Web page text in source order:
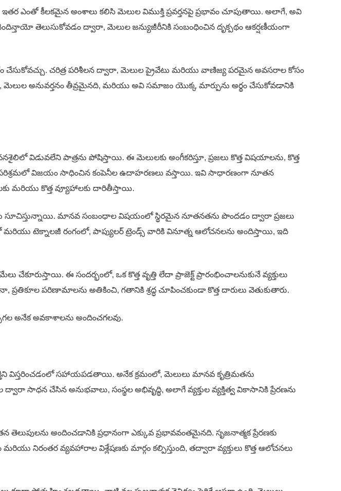
ఎంతో కీలకమైన అంశాలు కలిసి మెలుల విముక్తి ప్రవర్తనపై ప్రభావం చూపుతాయి. అలాగే, అవి
తెలుసుకోవడం ద్వారా, మెలుల జన్యుజీరీనికి సంబంధించిన దృక్పథం ఆకర్షణీయంగా
చరిత్ర పరిశీలన ద్వారా, మెలుల ప్రైవేటు మరియు వాణిజ్య పరమైన అవసరాల కోసం
మెలుల అనువర్తనం తీవ్రమైనది, మరియు అవి సమాజం యొక్క మార్పును అర్థం చేసుకోవడానికి
విడువలేని పాత్రను పోషిస్తాయి. ఈ మెలులకు అంగీకరిస్తూ, ప్రజలు కొత్త విషయాలను, కొత్త
విజయం సాధించిన కంపెనీల ఉదాహరణలు వస్తాయి. ఇవి సాధారణంగా నూతన
మరియు కొత్త వ్యూహాలకు దారితీస్తాయి.
సూచిస్తున్నాయి. మానవ సంబంధాల విషయంలో స్థిరమైన నూతనతను పొందడం ద్వారా ప్రజలు
మరియు టెక్నాలజీ రంగంలో, పాప్యులర్ ట్రెండ్స్ వారికి వినూత్న ఆలోచనలను అందిస్తాయి, ఇది
ఈ సందర్భంలో, ఒక కొత్త వృత్తి లేదా ప్రాజెక్ట్ ప్రారంభించాలనుకునే వ్యక్తులు
పరిణామాలను అతికించి, గతానికి శ్రద్ధ చూపించకుండా కొత్త దారులు వెతుకుతారు.
అనేక అవకాశాలను అందించగలవు.
విస్తరించడంలో సహాయపడతాయి. అనేక క్రమంలో, మెలులు మానవ కృత్రిమతను
సాధన చేసిన అనుభవాలు, సంస్థల అభివృద్ధి, అలాగే వ్యక్తుల వ్యక్తిత్వ వికాసానికి ప్రేరణను
అందించడానికి ప్రధానంగా ఎక్కువ ప్రభావవంతమైనది. సృజనాత్మక ప్రేరణకు
నిరంతర వ్యవహారాల విశ్లేషణకు మార్గం కల్పిస్తుంది, తద్వారా వ్యక్తులు కొత్త ఆలోచనలు